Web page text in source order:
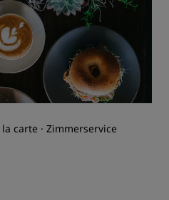
carte · Zimmerservice